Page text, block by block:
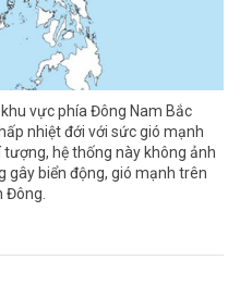
vực phía Đông Nam Bắc
nhiệt đới với sức gió mạnh
hệ thống này không ảnh
gây biển động, gió mạnh trên
Đông.